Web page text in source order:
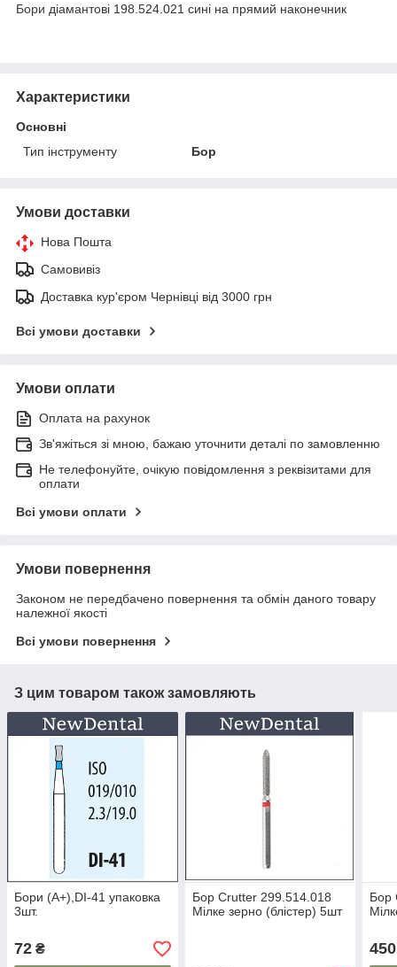
Бори діамантові 198.524.021 сині на прямий наконечник
Характеристики
Основні
Тип інструменту
Бор
Умови доставки
Нова Пошта
Самовивіз
Доставка кур'єром Чернівці від 3000 грн
Всі умови доставки
Умови оплати
Оплата на рахунок
Зв'яжіться зі мною, бажаю уточнити деталі по замовленню
Не телефонуйте, очікую повідомлення з реквізитами для
оплати
Всі умови оплати
Умови повернення
Законом не передбачено повернення та обмін даного товару
належної якості
Всі умови повернення
З цим товаром також замовляють
Бори (A+),DI-41 упаковка
3шт.
72 ₴
Бор Crutter 299.514.018
Мілке зерно (блістер) 5шт
Бор
450